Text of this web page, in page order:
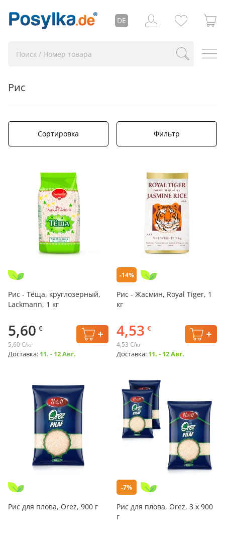
DE
Рис
Сортировка Фильтр
Рис - Тёща, круглозерный,
Lackmann, 1 кг
5,60 €
5,60 €/кг
Доставка: 11. - 12 Авг.
-14%
Рис - Жасмин, Royal Tiger, 1
кг
4,53 €
4,53 €/кг
Доставка: 11. - 12 Авг.
Рис для плова, Orez, 900 г
-7%
Рис для плова, Orez, 3 х 900
г